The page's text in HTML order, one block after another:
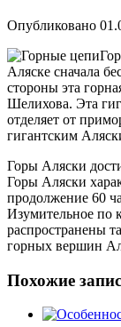
Опубликовано
Аляске сначала
стороны эта
Шелихова. Эта
отделяет от
гигантским
Горы Аляски
Горы Аляски
продолжение 60
Изумительное по
распространены
горных вершин
Похожие